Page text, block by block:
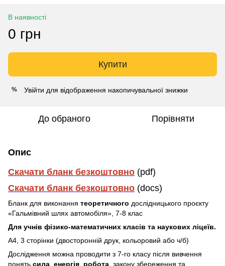
В наявності
0 грн
Купити
% Увійти для відображення накопичувальної знижки
До обраного Порівняти
Опис
Скачати бланк безкоштовно (pdf)
Скачати бланк безкоштовно (docs)
Бланк для виконання теоретичного дослідницького проєкту
«Гальмівний шлях автомобіля», 7-8 клас
Для учнів фізико-математичних класів та наукових ліцеїв.
А4, 3 сторінки (двосторонній друк, кольоровий або ч/б)
Дослідження можна проводити з 7-го класу після вивчення
понять сила енергія робота , закону збереження та